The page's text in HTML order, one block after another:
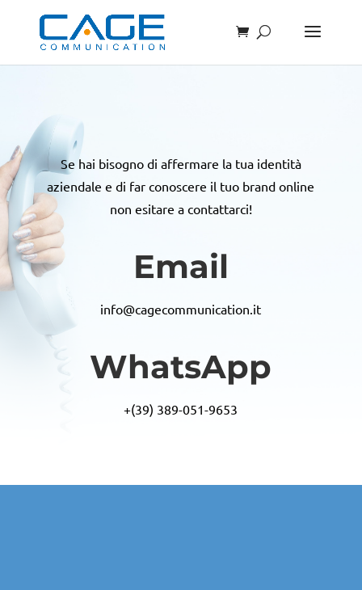
Se hai bisogno di affermare la tua identità
aziendale e di far conoscere il tuo brand online
non esitare a contattarci!
Email
info@cagecommunication.it
WhatsApp
+(39) 389-051-9653